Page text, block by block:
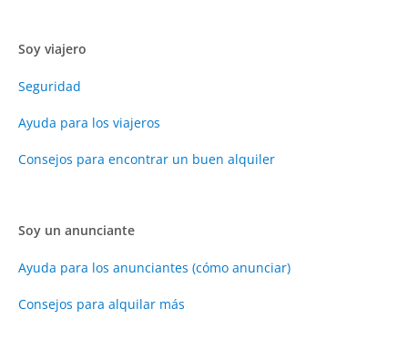
Soy viajero
Seguridad
Ayuda para los viajeros
Consejos para encontrar un buen alquiler
Soy un anunciante
Ayuda para los anunciantes (cómo anunciar)
Consejos para alquilar más